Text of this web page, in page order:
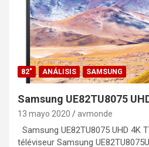
82" ANÁLISIS SAMSUNG
Samsung UE82TU8075
13 mayo 2020 avmonde
Samsung UE82TU8075 UHD 4K
téléviseur Samsung